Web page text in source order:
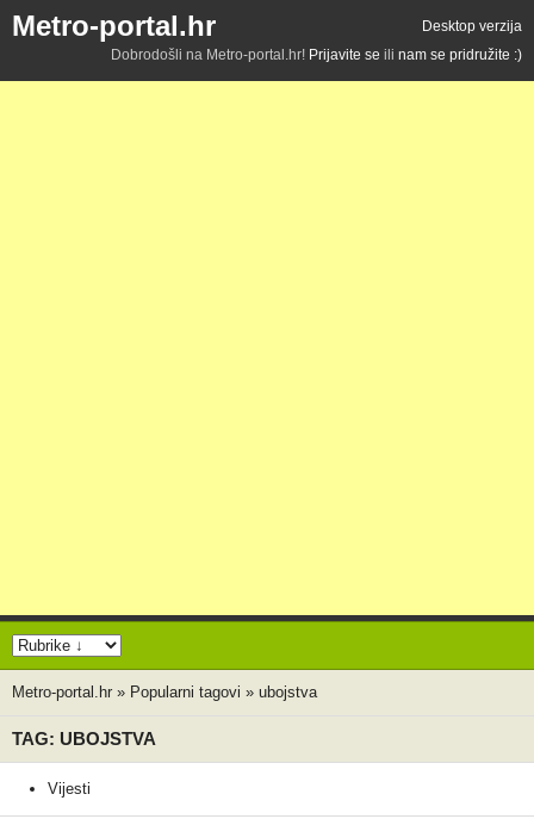
Metro-portal.hr
Desktop verzija
Dobrodošli na Metro-portal.hr! Prijavite se ili nam se pridružite :)
Metro-portal.hr » Popularni tagovi » ubojstva
TAG: UBOJSTVA
Vijesti